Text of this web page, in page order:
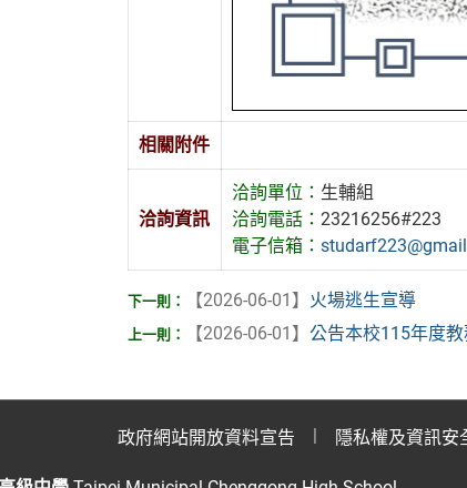
相關附件
洽詢資訊
洽詢單位： 生輔組
洽詢電話：23216256#223
電子信箱：
【2026-06-01】 火場逃生宣導
【2026-06-01】 公告本校115年度
政府網站開放資料宣告 隱私權及資訊安